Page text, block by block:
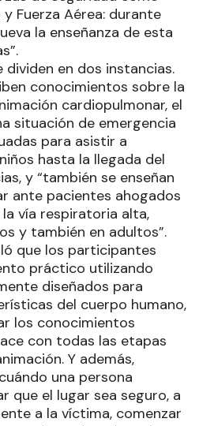
Fuerza Aérea: durante
la enseñanza de esta
dividen en dos instancias.
conocimientos sobre la
cardiopulmonar, el
situación de emergencia
para asistir a
hasta la llegada del
y “también se enseñan
ante pacientes ahogados
vía respiratoria alta,
y también en adultos”.
que los participantes
práctico utilizando
diseñados para
del cuerpo humano,
los conocimientos
con todas las etapas
Y además,
una persona
que el lugar sea seguro, a
a la víctima, comenzar